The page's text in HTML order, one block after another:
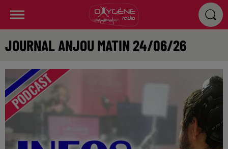
JOURNAL ANJOU MATIN 24/06/26